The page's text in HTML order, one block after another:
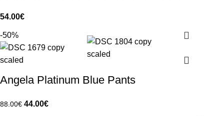
54.00€
-50%
Angela Platinum Blue Pants
88.00€ 44.00€